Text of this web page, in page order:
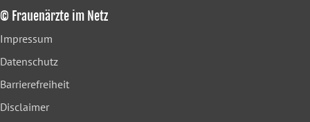
© Frauenärzte im Netz
Impressum
Datenschutz
Barrierefreiheit
Disclaimer